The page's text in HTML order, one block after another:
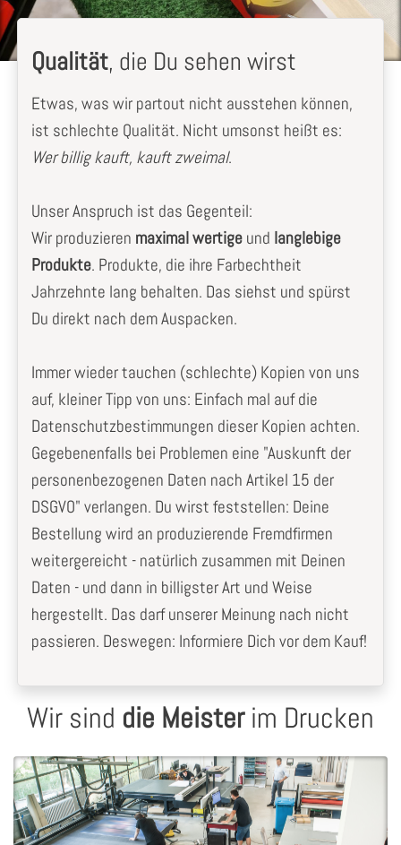
Qualität, die Du sehen wirst
Etwas, was wir partout nicht ausstehen können,
ist schlechte Qualität. Nicht umsonst heißt es:
Wer billig kauft, kauft zweimal.
Unser Anspruch ist das Gegenteil:
Wir produzieren maximal wertigeund langlebige
Produkte. Produkte, die ihre Farbechtheit
Jahrzehnte lang behalten. Das siehst und spürst
Du direkt nach dem Auspacken.
Immer wieder tauchen (schlechte) Kopien von uns
auf, kleiner Tipp von uns: Einfach mal auf die
Datenschutzbestimmungen dieser Kopien achten.
Gegebenenfalls bei Problemen eine "Auskunft der
personenbezogenen Daten nach Artikel 15 der
DSGVO" verlangen. Du wirst feststellen: Deine
Bestellung wird an produzierende Fremdfirmen
weitergereicht - natürlich zusammen mit Deinen
Daten - und dann in billigster Art und Weise
hergestellt. Das darf unserer Meinung nach nicht
passieren. Deswegen: Informiere Dich vor dem Kauf!
Wir sind die Meisterim Drucken